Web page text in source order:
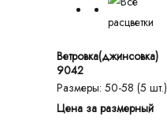
Ветровка(джинсовка)
9042
Размеры: 50-58 (5 шт.)
Цена за размерный